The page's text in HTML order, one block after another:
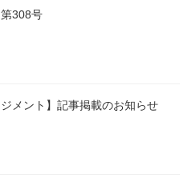
第308号
ジメント】記事掲載のお知らせ